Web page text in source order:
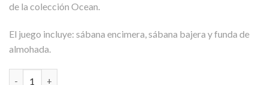
de la colección Ocean.
El juego incluye: sábana encimera, sábana bajera y funda de
almohada.